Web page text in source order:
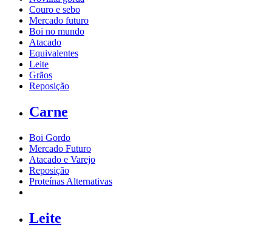
Couro e sebo
Mercado futuro
Boi no mundo
Atacado
Equivalentes
Leite
Grãos
Reposição
Carne
Boi Gordo
Mercado Futuro
Atacado e Varejo
Reposição
Proteínas Alternativas
Leite